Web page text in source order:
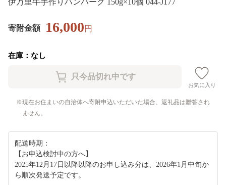
伊万里牛手作りハンバーグ 150g×10個 044-J177
寄附金額 16,000円
在庫：なし
お気に入り
現在お住まいの自治体へ寄附申込いただいた場合、返礼品は贈答され
ません。
配送時期：
【お申込検討中の方へ】
2025年12月17日以降以降のお申し込み分は、2026年1月中旬か
ら順次発送予定です。